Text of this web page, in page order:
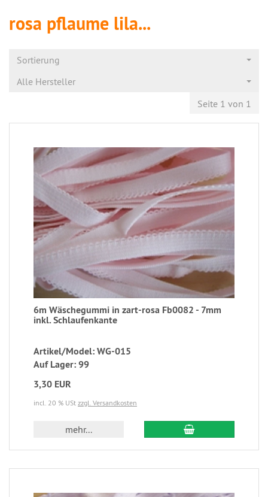
rosa pflaume lila...
Sortierung
Alle Hersteller
Seite 1 von 1
6m Wäschegummi in zart-rosa Fb0082 - 7mm
inkl. Schlaufenkante
Artikel/Model: WG-015
Auf Lager: 99
3,30 EUR
incl. 20 % USt zzgl. Versandkosten
mehr...